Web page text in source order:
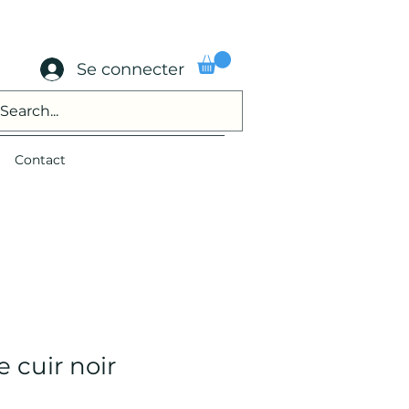
Se connecter
Contact
cuir noir